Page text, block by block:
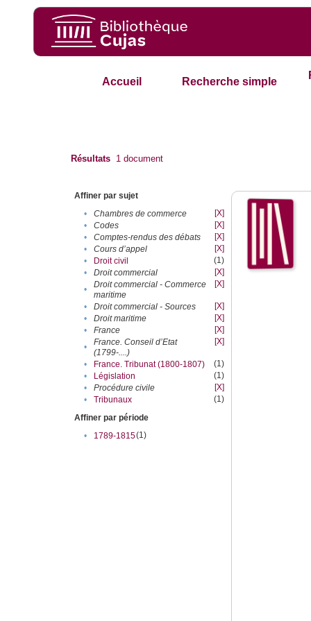
Accueil Recherche simple
Résultats 1 document
Affiner par sujet
•
Chambres de commerce
[X]
•
Codes
[X]
•
Comptes-rendus des débats
[X]
•
Cours d’appel
[X]
•
Droit civil
(1)
•
Droit commercial
[X]
•
Droit commercial - Commerce
maritime
[X]
• Droit commercial - Sources
[X]
•
Droit maritime
[X]
•
France
[X]
•
France. Conseil d’Etat
(1799-....)
[X]
• France. Tribunat (1800-1807)
(1)
•
Législation
(1)
•
Procédure civile
[X]
•
Tribunaux
(1)
Affiner par période
•
1789-1815(1)